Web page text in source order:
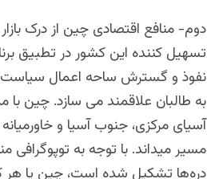
دوم- منافع اقتصادی چین از درک
تسهیل کننده این کشور در تطبیق
نفوذ و گسترش ساحه اعمال سیاست
به طالبان علاقمند می سازد. چین با
آسیای مرکزی، جنوب آسیا و خاورمیانه
مسیر میداند. با توجه به توپوگرافی
دره‌ها تشکیل شده است، چین یا هر